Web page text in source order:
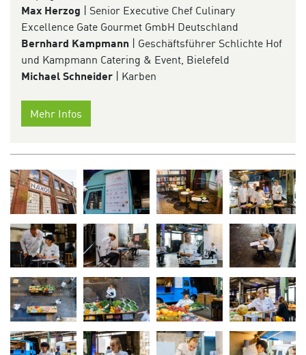
Max Herzog
| Senior Executive Chef Culinary
Excellence Gate Gourmet GmbH Deutschland
Bernhard Kampmann
| Geschäftsführer Schlichte Hof
und Kampmann Catering & Event, Bielefeld
Michael Schneider | Karben
Mehr Infos